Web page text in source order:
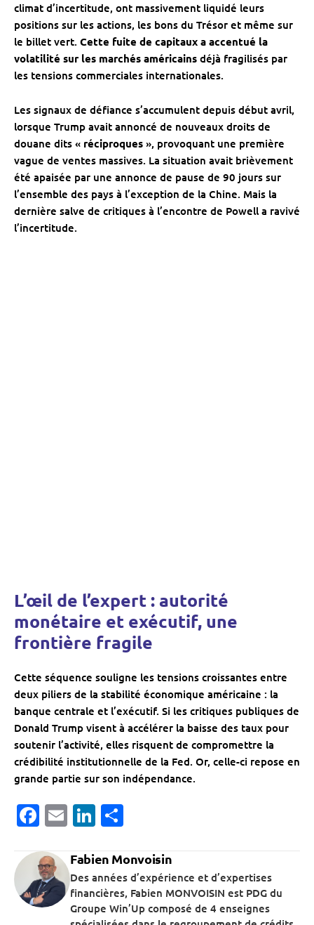
climat d’incertitude, ont massivement liquidé leurs
positions sur les actions, les bons du Trésor et même sur
le billet vert. Cette fuite de capitaux a accentué la
volatilité sur les marchés américains déjà fragilisés par
les tensions commerciales internationales.
Les signaux de défiance s’accumulent depuis début avril,
lorsque Trump avait annoncé de nouveaux droits de
douane dits « réciproques », provoquant une première
vague de ventes massives. La situation avait brièvement
été apaisée par une annonce de pause de 90 jours sur
l’ensemble des pays à l’exception de la Chine. Mais la
dernière salve de critiques à l’encontre de Powell a ravivé
l’incertitude.
L’œil de l’expert : autorité
monétaire et exécutif, une
frontière fragile
Cette séquence souligne les tensions croissantes entre
deux piliers de la stabilité économique américaine : la
banque centrale et l’exécutif. Si les critiques publiques de
Donald Trump visent à accélérer la baisse des taux pour
soutenir l’activité, elles risquent de compromettre la
crédibilité institutionnelle de la Fed. Or, celle-ci repose en
grande partie sur son indépendance.
Facebook
EmailLinkedIn
Fabien Monvoisin
Des années d’expérience et d’expertises
financières, Fabien MONVOISIN est PDG du
Groupe Win’Up composé de 4 enseignes